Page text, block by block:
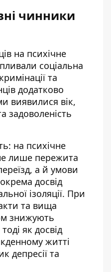
чинники
на психічне
соціальна
та
додатково
виявилися вік,
задоволеність
на психічне
лише пережита
а й умови
досвід
ізоляції. При
та вища
знижують
як досвід
житті
депресії та